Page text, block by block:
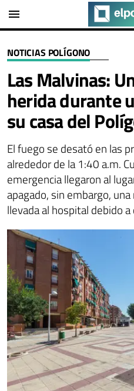
menu
NOTICIAS POLÍGONO
Las Malvinas:
herida durante
su casa del
El fuego se desató en las
alrededor de la 1:40 a.m.
emergencia llegaron al
apagado, sin embargo,
llevada al hospital debido